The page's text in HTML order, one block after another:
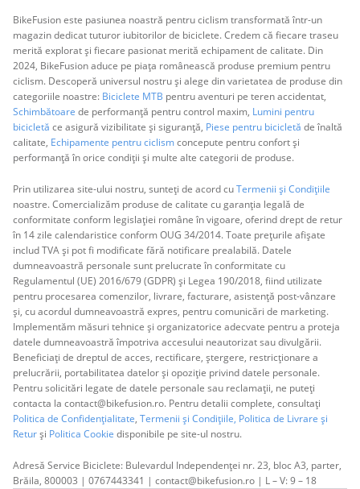
BikeFusion este pasiunea noastră pentru ciclism transformată într-un
magazin dedicat tuturor iubitorilor de biciclete. Credem că fiecare traseu
merită explorat și fiecare pasionat merită echipament de calitate. Din
2024, BikeFusion aduce pe piața românească produse premium pentru
ciclism. Descoperă universul nostru și alege din varietatea de produse din
categoriile noastre: Biciclete MTB pentru aventuri pe teren accidentat,
Schimbătoare de performanță pentru control maxim, Lumini pentru
bicicletă ce asigură vizibilitate și siguranță, Piese pentru bicicletă de înaltă
calitate, Echipamente pentru ciclismconcepute pentru confort și
performanță în orice condiții și multe alte categorii de produse.
Prin utilizarea site-ului nostru, sunteți de acord cuTermenii și Condițiile
noastre. Comercializăm produse de calitate cu garanția legală de
conformitate conform legislației române în vigoare, oferind drept de retur
în 14 zile calendaristice conform OUG 34/2014. Toate prețurile afișate
includ TVA și pot fi modificate fără notificare prealabilă. Datele
dumneavoastră personale sunt prelucrate în conformitate cu
Regulamentul (UE) 2016/679 (GDPR) și Legea 190/2018, fiind utilizate
pentru procesarea comenzilor, livrare, facturare, asistență post-vânzare
și, cu acordul dumneavoastră expres, pentru comunicări de marketing.
Implementăm măsuri tehnice și organizatorice adecvate pentru a proteja
datele dumneavoastră împotriva accesului neautorizat sau divulgării.
Beneficiați de dreptul de acces, rectificare, ștergere, restricționare a
prelucrării, portabilitatea datelor și opoziție privind datele personale.
Pentru solicitări legate de datele personale sau reclamații, ne puteți
contacta la contact@bikefusion.ro. Pentru detalii complete, consultați
Politica de Confidențialitate, Termenii și Condițiile, Politica de Livrare și
Returși Politica Cookie disponibile pe site-ul nostru.
Adresă Service Biciclete: Bulevardul Independenței nr. 23, bloc A3, parter,
Brăila, 800003 | 0767443341 | contact@bikefusion.ro | L – V: 9 – 18